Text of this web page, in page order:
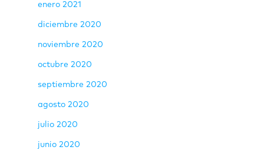
enero 2021
diciembre 2020
noviembre 2020
octubre 2020
septiembre 2020
agosto 2020
julio 2020
junio 2020